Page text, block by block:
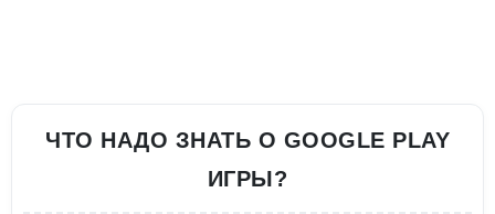
ЧТО НАДО ЗНАТЬ О GOOGLE PLAY
ИГРЫ?